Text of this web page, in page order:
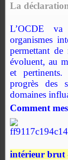
La
L’OCDE
organismes
permettant de
évoluent, au
et
progrès des
domaines
Comment
intérieur brut